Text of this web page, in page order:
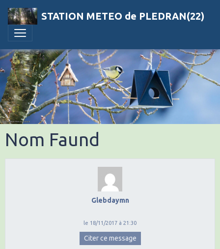
STATION METEO de PLEDRAN(22)
Nom Faund
Glebdaymn
le 18/11/2017 à 21:30
Citer ce message